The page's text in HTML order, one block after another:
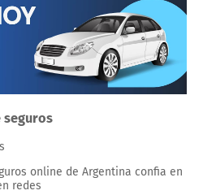
seguros
online de Argentina confia en
redes